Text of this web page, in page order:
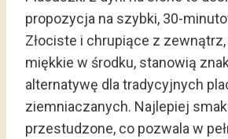
propozycja na szybki, 30-
Złociste i chrupiące z
miękkie w środku, stanowią
alternatywę dla tradycyjnych
ziemniaczanych. Najlepiej
przestudzone, co pozwala w